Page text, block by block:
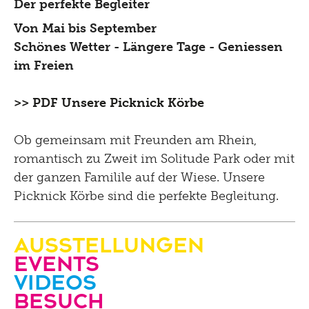
Sommerferien Workshop
Optomat
Restaurierung
Schauatelier
Tinguely Studies
Tinguely100
Tinguely@Home
Radio Tinguely
Machine Builder
Pressematerial
Kontakt
Inklusiv
Sehen
Gehen
Lernen
Kultur Inklusiv
Impressum
Datenschutz
Newsletter
Bistro
Menu
Brunch
Kontakt
Der perfekte Begleiter
Von Mai bis September
Schönes Wetter - Längere Tage - Geniessen
im Freien
>> PDF Unsere Picknick Körbe
Ob gemeinsam mit Freunden am Rhein,
romantisch zu Zweit im Solitude Park oder mit
der ganzen Familile auf der Wiese. Unsere
Picknick Körbe sind die perfekte Begleitung.
Ausstellungen
Events
Videos
Besuch